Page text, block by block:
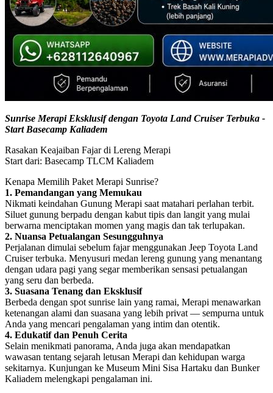
Sunrise Merapi Eksklusif dengan Toyota Land Cruiser Terbuka -
Start Basecamp Kaliadem
Rasakan Keajaiban Fajar di Lereng Merapi
Start dari: Basecamp TLCM Kaliadem
Kenapa Memilih Paket Merapi Sunrise?
1. Pemandangan yang Memukau
Nikmati keindahan Gunung Merapi saat matahari perlahan terbit.
Siluet gunung berpadu dengan kabut tipis dan langit yang mulai
berwarna menciptakan momen yang magis dan tak terlupakan.
2. Nuansa Petualangan Sesungguhnya
Perjalanan dimulai sebelum fajar menggunakan Jeep Toyota Land
Cruiser terbuka. Menyusuri medan lereng gunung yang menantang
dengan udara pagi yang segar memberikan sensasi petualangan
yang seru dan berbeda.
3. Suasana Tenang dan Eksklusif
Berbeda dengan spot sunrise lain yang ramai, Merapi menawarkan
ketenangan alami dan suasana yang lebih privat — sempurna untuk
Anda yang mencari pengalaman yang intim dan otentik.
4. Edukatif dan Penuh Cerita
Selain menikmati panorama, Anda juga akan mendapatkan
wawasan tentang sejarah letusan Merapi dan kehidupan warga
sekitarnya. Kunjungan ke Museum Mini Sisa Hartaku dan Bunker
Kaliadem melengkapi pengalaman ini.